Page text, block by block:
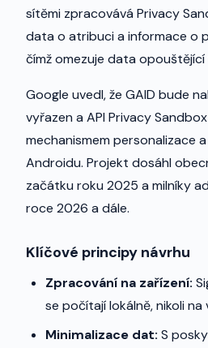
sítěmi zpracovává Privacy
data o atribuci a informace o
čímž omezuje data
Google uvedl, že GAID bude
vyřazen a API Privacy
mechanismem personalizace
Androidu. Projekt dosáhl
začátku roku 2025 a milníky
roce 2026 a dále.
Klíčové principy návrhu
Zpracování na zařízení:
se počítají lokálně, nikoli
Minimalizace dat: S